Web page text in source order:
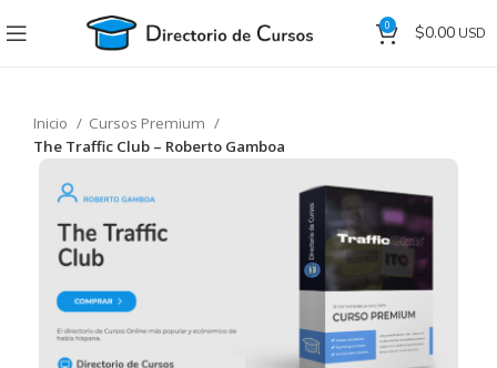
0 $0.00
Inicio
Cursos Premium
The Traffic Club – Roberto Gamboa